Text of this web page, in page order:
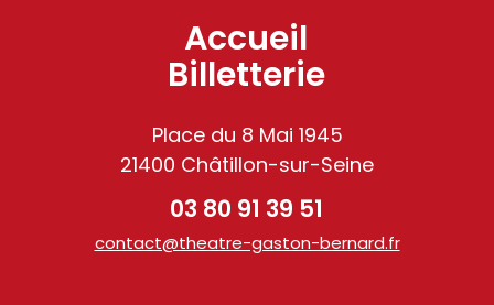
Accueil
Billetterie
Place du 8 Mai 1945
21400 Châtillon-sur-Seine
03 80 91 39 51
contact@theatre-gaston-bernard.fr